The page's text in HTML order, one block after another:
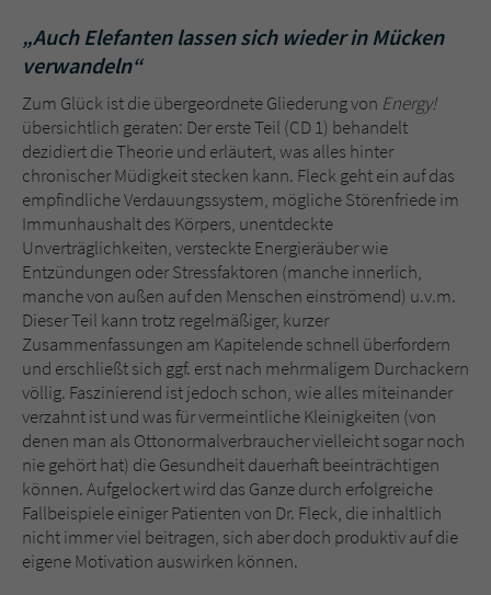
„Auch Elefanten lassen sich wieder in Mücken
verwandeln“
Zum Glück ist die übergeordnete Gliederung von Energy!
übersichtlich geraten: Der erste Teil (CD 1) behandelt
dezidiert die Theorie und erläutert, was alles hinter
chronischer Müdigkeit stecken kann. Fleck geht ein auf das
empfindliche Verdauungssystem, mögliche Störenfriede im
Immunhaushalt des Körpers, unentdeckte
Unverträglichkeiten, versteckte Energieräuber wie
Entzündungen oder Stressfaktoren (manche innerlich,
manche von außen auf den Menschen einströmend) u.v.m.
Dieser Teil kann trotz regelmäßiger, kurzer
Zusammenfassungen am Kapitelende schnell überfordern
und erschließt sich ggf. erst nach mehrmaligem Durchackern
völlig. Faszinierend ist jedoch schon, wie alles miteinander
verzahnt ist und was für vermeintliche Kleinigkeiten (von
denen man als Ottonormalverbraucher vielleicht sogar noch
nie gehört hat) die Gesundheit dauerhaft beeinträchtigen
können. Aufgelockert wird das Ganze durch erfolgreiche
Fallbeispiele einiger Patienten von Dr. Fleck, die inhaltlich
nicht immer viel beitragen, sich aber doch produktiv auf die
eigene Motivation auswirken können.